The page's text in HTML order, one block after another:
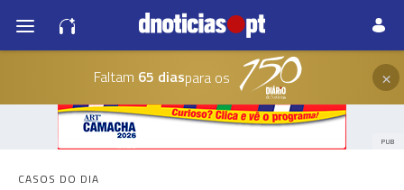
Faltam 65 diaspara os ×
PUB
CASOS DO DIA